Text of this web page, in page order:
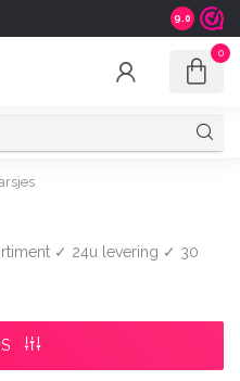
Shipping
9.0
0
✓ 24u levering ✓ 30